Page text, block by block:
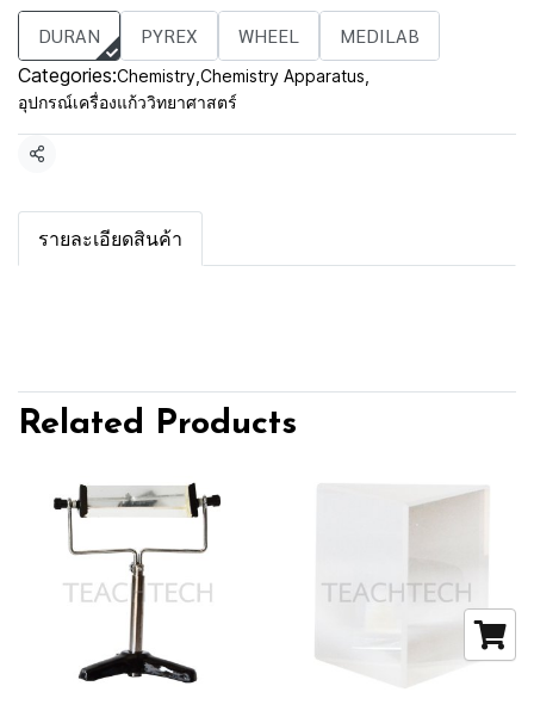
DURAN PYREX WHEEL MEDILAB
Categories:Chemistry Chemistry Apparatus
อุปกรณ์เครื่องแก้ววิทยาศาสตร์
Share
รายละเอียดสินค้า
Related Products